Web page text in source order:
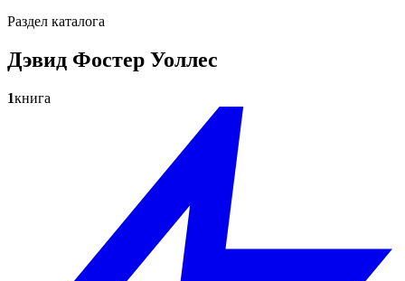
Раздел каталога
Дэвид Фостер Уоллес
1книга